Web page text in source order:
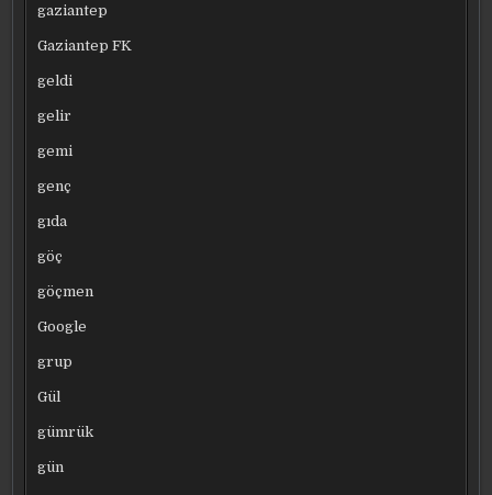
gaziantep
Gaziantep FK
geldi
gelir
gemi
genç
gıda
göç
göçmen
Google
grup
Gül
gümrük
gün